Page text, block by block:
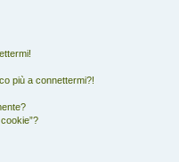
più a connettermi?!